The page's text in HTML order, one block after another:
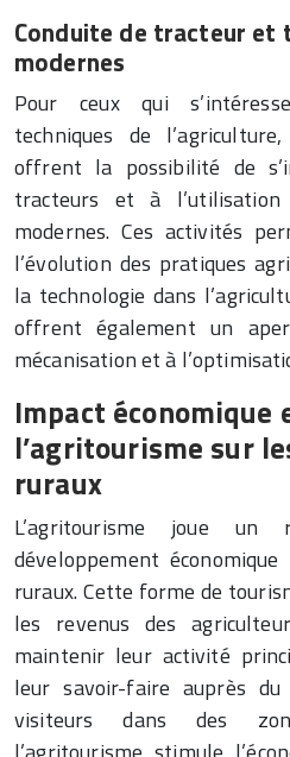
Conduite de tracteur et
modernes
Pour ceux qui
techniques de
offrent la possibilité de
tracteurs et à l’utilisation
modernes. Ces activités
l’évolution des pratiques
la technologie dans
offrent également un
mécanisation et à
Impact économique
l’agritourisme sur
ruraux
L’agritourisme joue
développement
ruraux. Cette forme de
les revenus des
maintenir leur activité
leur savoir-faire auprès
visiteurs dans des